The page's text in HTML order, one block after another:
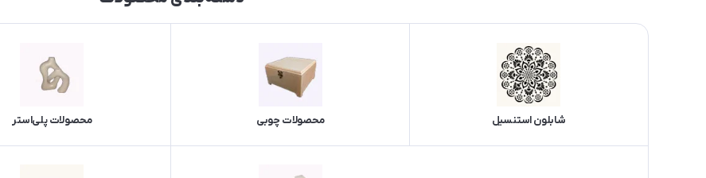
شابلون استنسیل محصولات چوبی محصولات پلی‌استر